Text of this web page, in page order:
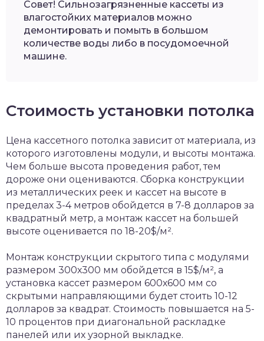
Совет! Сильнозагрязненные кассеты из
влагостойких материалов можно
демонтировать и помыть в большом
количестве воды либо в посудомоечной
машине.
Стоимость установки потолка
Цена кассетного потолка зависит от материала, из
которого изготовлены модули, и высоты монтажа.
Чем больше высота проведения работ, тем
дороже они оцениваются. Сборка конструкции
из металлических реек и кассет на высоте в
пределах 3-4 метров обойдется в 7-8 долларов за
квадратный метр, а монтаж кассет на большей
высоте оценивается по 18-20$/м².
Монтаж конструкции скрытого типа с модулями
размером 300х300 мм обойдется в 15$/м², а
установка кассет размером 600х600 мм со
скрытыми направляющими будет стоить 10-12
долларов за квадрат. Стоимость повышается на 5-
10 процентов при диагональной раскладке
панелей или их узорной выкладке.